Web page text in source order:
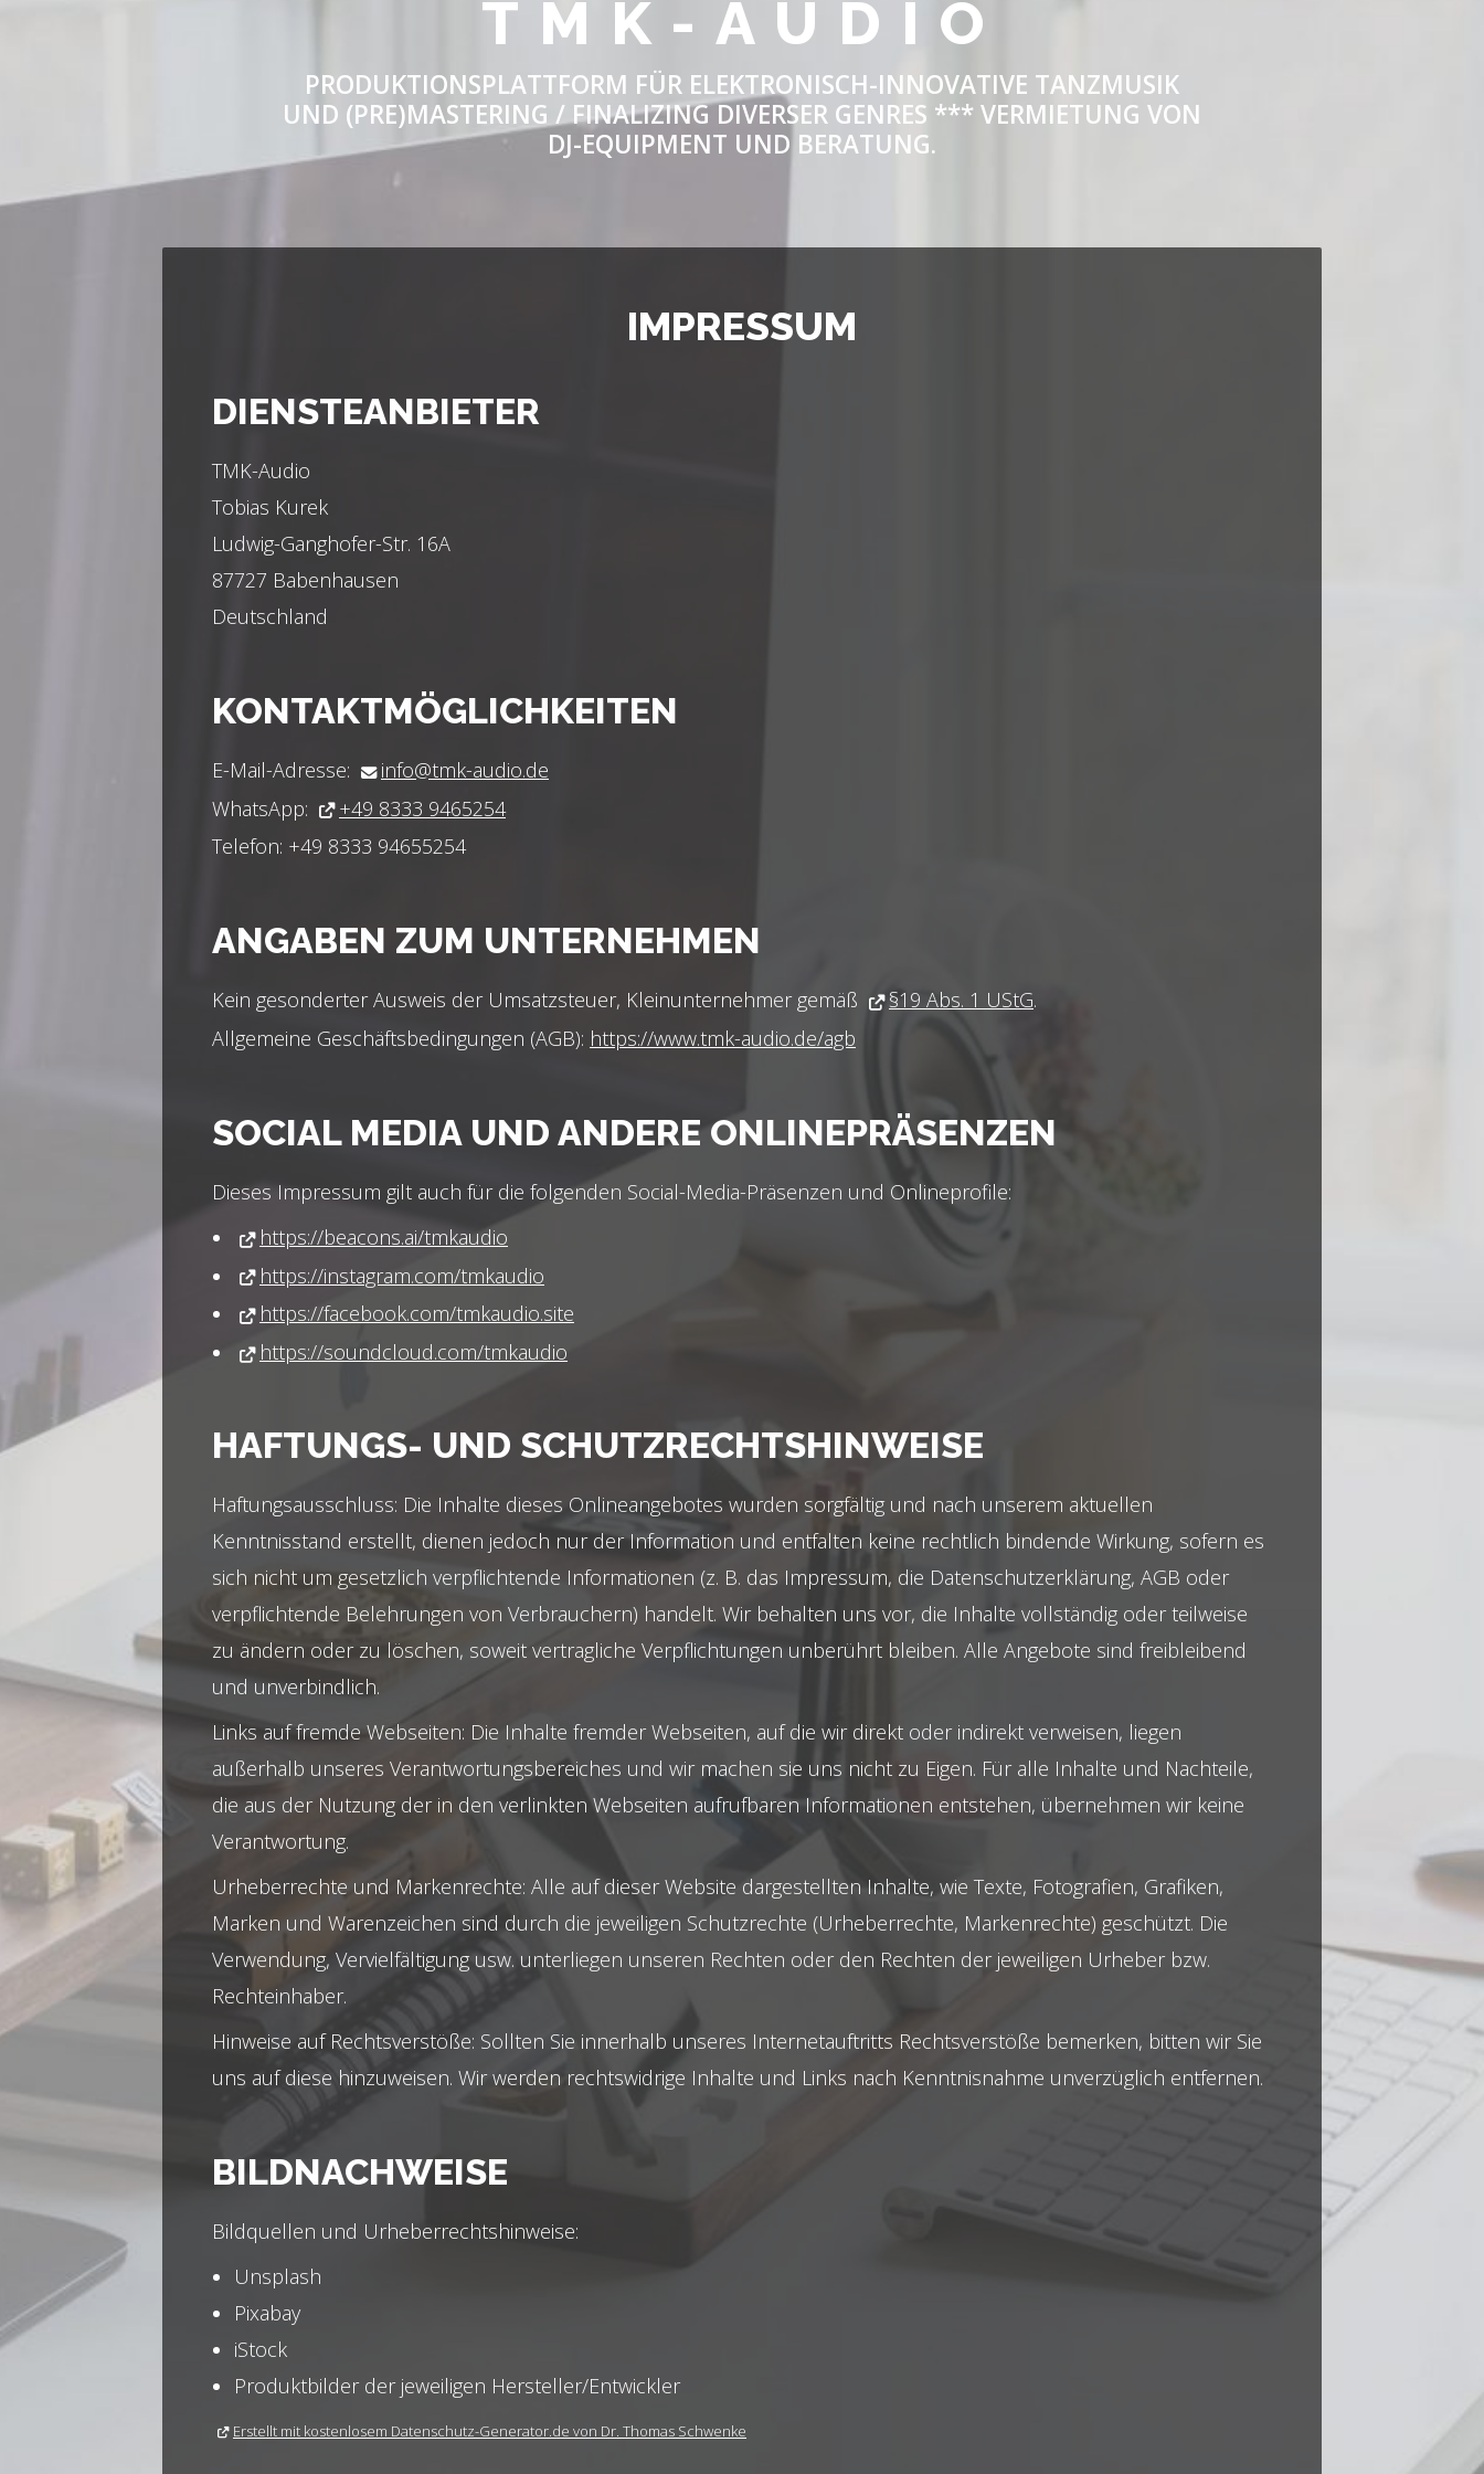
TMK-AUDIO
PRODUKTIONSPLATTFORM FÜR ELEKTRONISCH-INNOVATIVE TANZMUSIK
UND (PRE)MASTERING / FINALIZING DIVERSER GENRES *** VERMIETUNG VON
DJ-EQUIPMENT UND BERATUNG.
IMPRESSUM
DIENSTEANBIETER
TMK-Audio
Tobias Kurek
Ludwig-Ganghofer-Str. 16A
87727 Babenhausen
Deutschland
KONTAKTMÖGLICHKEITEN
E-Mail-Adresse:
info@tmk-audio.de
WhatsApp:
+49 8333 9465254
Telefon: +49 8333 94655254
ANGABEN ZUM UNTERNEHMEN
Kein gesonderter Ausweis der Umsatzsteuer, Kleinunternehmer gemäß §19 Abs. 1 UStG.
Allgemeine Geschäftsbedingungen (AGB): https://www.tmk-audio.de/agb
SOCIAL MEDIA UND ANDERE ONLINEPRÄSENZEN
Dieses Impressum gilt auch für die folgenden Social-Media-Präsenzen und Onlineprofile:
https://beacons.ai/tmkaudio
https://instagram.com/tmkaudio
https://facebook.com/tmkaudio.site
https://soundcloud.com/tmkaudio
HAFTUNGS- UND SCHUTZRECHTSHINWEISE
Haftungsausschluss: Die Inhalte dieses Onlineangebotes wurden sorgfältig und nach unserem aktuellen
Kenntnisstand erstellt, dienen jedoch nur der Information und entfalten keine rechtlich bindende Wirkung, sofern es
sich nicht um gesetzlich verpflichtende Informationen (z. B. das Impressum, die Datenschutzerklärung, AGB oder
verpflichtende Belehrungen von Verbrauchern) handelt. Wir behalten uns vor, die Inhalte vollständig oder teilweise
zu ändern oder zu löschen, soweit vertragliche Verpflichtungen unberührt bleiben. Alle Angebote sind freibleibend
und unverbindlich.
Links auf fremde Webseiten: Die Inhalte fremder Webseiten, auf die wir direkt oder indirekt verweisen, liegen
außerhalb unseres Verantwortungsbereiches und wir machen sie uns nicht zu Eigen. Für alle Inhalte und Nachteile,
die aus der Nutzung der in den verlinkten Webseiten aufrufbaren Informationen entstehen, übernehmen wir keine
Verantwortung.
Urheberrechte und Markenrechte: Alle auf dieser Website dargestellten Inhalte, wie Texte, Fotografien, Grafiken,
Marken und Warenzeichen sind durch die jeweiligen Schutzrechte (Urheberrechte, Markenrechte) geschützt. Die
Verwendung, Vervielfältigung usw. unterliegen unseren Rechten oder den Rechten der jeweiligen Urheber bzw.
Rechteinhaber.
Hinweise auf Rechtsverstöße: Sollten Sie innerhalb unseres Internetauftritts Rechtsverstöße bemerken, bitten wir Sie
uns auf diese hinzuweisen. Wir werden rechtswidrige Inhalte und Links nach Kenntnisnahme unverzüglich entfernen.
BILDNACHWEISE
Bildquellen und Urheberrechtshinweise:
Unsplash
Pixabay
iStock
Produktbilder der jeweiligen Hersteller/Entwickler
Erstellt mit kostenlosem Datenschutz-Generator.de von Dr. Thomas Schwenke